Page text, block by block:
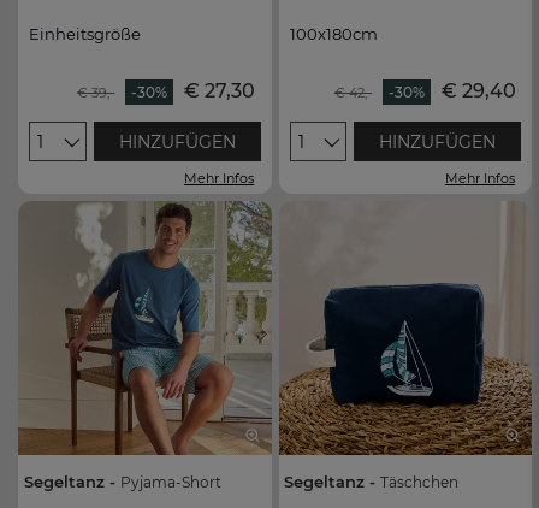
Einheitsgröße
€ 39,- -30% € 27,30
1 HINZUFÜGEN
Mehr Infos
100x180cm
€ 42,- -30% € 29,40
1 HINZUFÜGEN
Mehr Infos
Segeltanz - Pyjama-Short Segeltanz -Täschchen